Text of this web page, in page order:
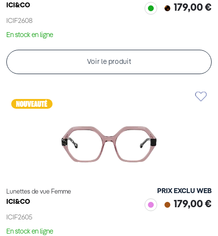
ICI&CO
ICIF2608
179,00 €
En stock en ligne
Voir le produit
Lunettes de vue Femme
ICI&CO
ICIF2605
PRIX EXCLU WEB
179,00 €
En stock en ligne